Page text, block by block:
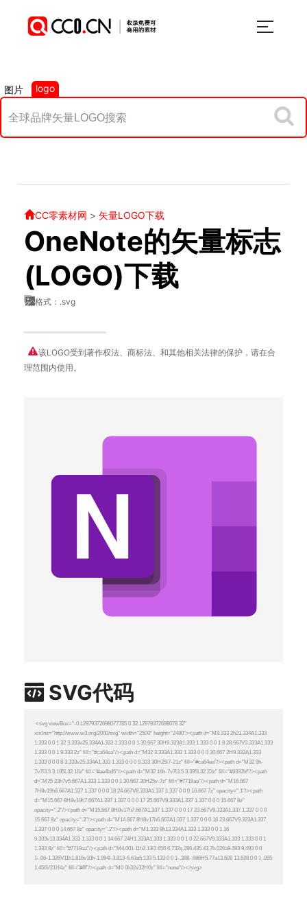
图片 logo
CC零素材网 > 矢量LOGO下载
OneNote的矢量标志
(LOGO)下载
格式：.svg
该LOGO受到著作权法、商标法、和其他相关法律的保护，请在合
理范围内使用。
SVG代码